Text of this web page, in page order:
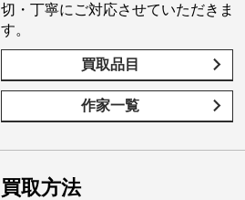
切・丁寧にご対応させていただきま
す。
買取品目
作家一覧
買取方法